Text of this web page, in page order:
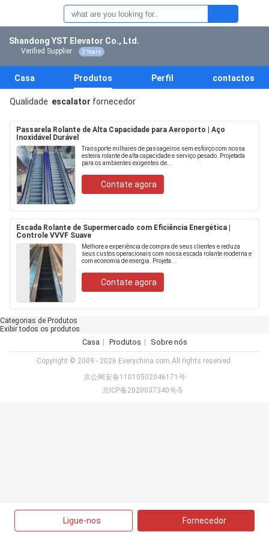
Shandong YST Elevator Co., Ltd.
Verified Supplier 2 Years
Casa Produtos Perfil contactos
Qualidade escalator fornecedor
Passarela Rolante de Alta Capacidade para Aeroporto | Aço
Inoxidável Durável
Transporte milhares de passageiros sem esforço com nossa
esteira rolante de alta capacidade e serviço pesado. Projetada
para os ambientes exigentes de...
Contate agora
Escada Rolante de Supermercado com Eficiência Energética |
Controle VVVF Suave
Melhore a experiência de compra de seus clientes e reduza
seus custos operacionais com nossa escada rolante moderna e
com economia de energia. Projeta...
Contate agora
Categorias de Produtos
Exibir todos os produtos
Ligue-nos Fornecedor
Casa Produtos Sobre nós
Copyright © 2009 - 2026 Everychina.com.All rights reserved.
京公网安备11010502046171号
京ICP备2020037340号-5